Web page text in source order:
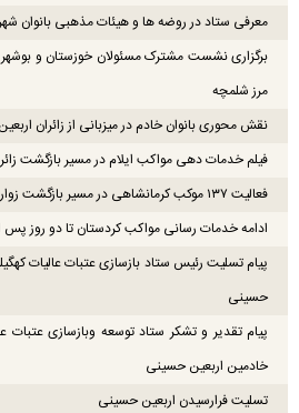
معرفی ستاد در روضه ها و هیئات مذهبی بانوان
برگزاری نشست مشترک مسئولان خوزستان و
مرز شلمچه
نقش محوری بانوان خادم در میزبانی از زائران اربعین
فیلم خدمات دهی مواکب ایلام در مسیر بازگشت
فعالیت ۱۳۷ موکب کرمانشاهی در مسیر بازگشت زوار اربعین
ادامه خدمات رسانی مواکب کردستان تا دو روز پس
پیام تسلیت رئیس ستاد بازسازی عتبات عالیات
حسینی
پیام تقدیر و تشکر ستاد توسعه وبازسازی عتبات
خادمین اربعین حسینی
تسلیت فرارسیدن اربعین حسینی